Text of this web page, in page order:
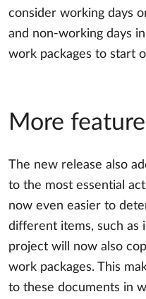
consider working days
and non-working days
work packages to start
More
The new release also
to the most essential
now even easier to
different items, such as
project will now also
work packages. This
to these documents in